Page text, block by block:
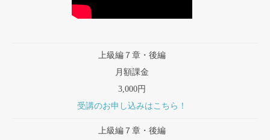
上級編７章・後編
月額課金
3,000円
受講のお申し込みはこちら！
上級編７章・後編